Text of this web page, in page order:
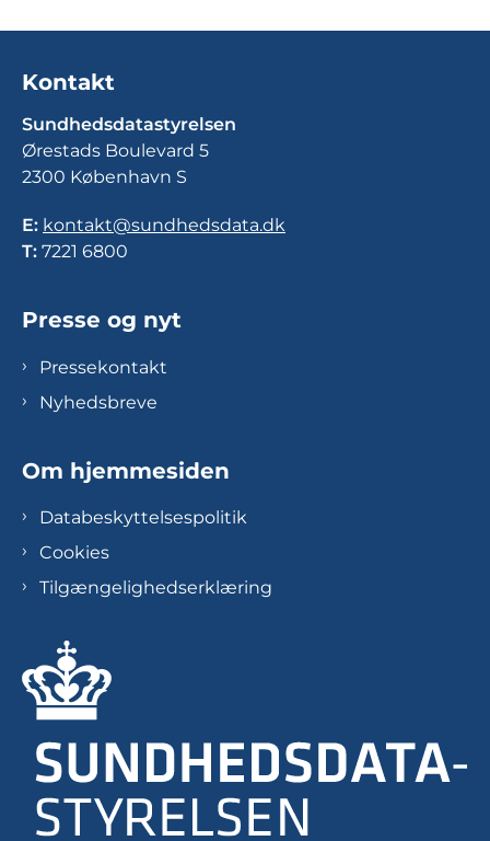
Kontakt
Sundhedsdatastyrelsen
Ørestads Boulevard 5
2300 København S
E: kontakt@sundhedsdata.dk
T: 7221 6800
Presse og nyt
Pressekontakt
Nyhedsbreve
Om hjemmesiden
Databeskyttelsespolitik
Cookies
Tilgængelighedserklæring